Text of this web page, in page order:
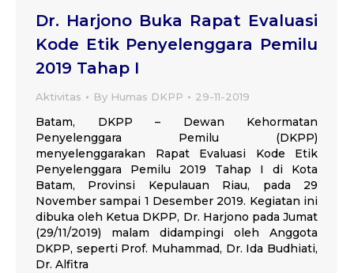
Dr. Harjono Buka Rapat Evaluasi
Kode Etik Penyelenggara Pemilu
2019 Tahap I
Aktivitas By Humas DKPP 29-11-2019
Batam, DKPP – Dewan Kehormatan
Penyelenggara Pemilu (DKPP)
menyelenggarakan Rapat Evaluasi Kode Etik
Penyelenggara Pemilu 2019 Tahap I di Kota
Batam, Provinsi Kepulauan Riau, pada 29
November sampai 1 Desember 2019. Kegiatan ini
dibuka oleh Ketua DKPP, Dr. Harjono pada Jumat
(29/11/2019) malam didampingi oleh Anggota
DKPP, seperti Prof. Muhammad, Dr. Ida Budhiati,
Dr. Alfitra